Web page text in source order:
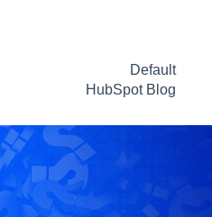
Mostrar submenú de
Default
HubSpot Blog